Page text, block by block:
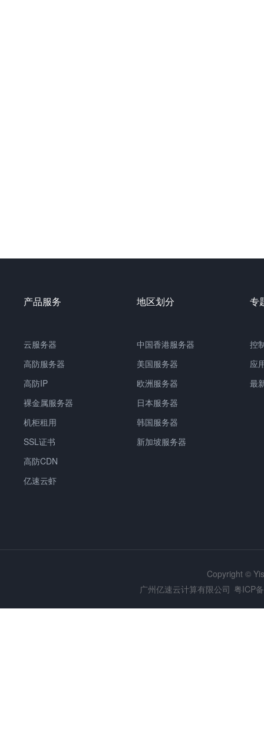
产品服务
云服务器
高防服务器
高防IP
裸金属服务器
机柜租用
SSL证书
高防CDN
亿速云虾
地区划分
中国香港服务器
美国服务器
欧洲服务器
日本服务器
韩国服务器
新加坡服务器
专
控
应
最
Copyright ©
广州亿速云计算有限公司 粤ICP